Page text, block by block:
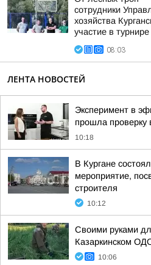
сотрудники
хозяйства
участие в
08:03
ЛЕНТА НОВОСТЕЙ
Эксперимент в
прошла проверку
10:18
В Кургане
мероприятие,
строителя
10:12
Своими руками
Казаркинском
10:06